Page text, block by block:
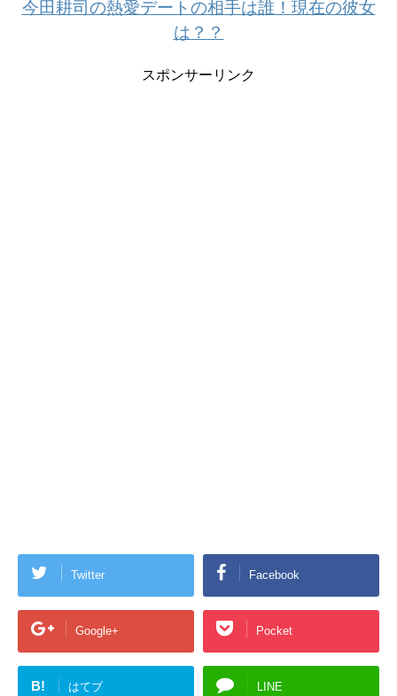
今田耕司の熱愛デートの相手は誰！現在の彼女
は？？
スポンサーリンク
Twitter Facebook
Google+ Pocket
B! はてブ LINE